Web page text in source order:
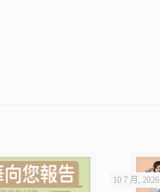
10 7 月, 2026